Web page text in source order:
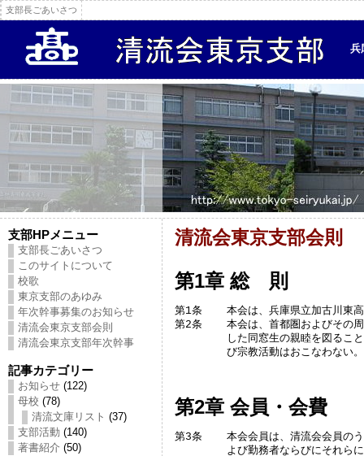
支部長ごあいさつ
兵
支部HPメニュー
支部長ごあいさつ
このサイトについて
校歌
東京支部のあゆみ
年次幹事募集のお知らせ
清流会東京支部会則
清流会東京支部年次幹事
記事カテゴリー
お知らせ (122)
母校 (78)
清流文庫リスト (37)
支部活動 (140)
著書紹介 (50)
清流会東京支部会則
第1章 総 則
第1条	本会は、兵庫県立加古川東高等学校清流会東京支部と称する。
第2条	本会は、首都圏およびその周辺地域において、活躍中またはかつて活躍
	び宗教活動はおこなわない。
第2章 会員・会費
第3条	本会会員は、清流会会員のうち、首都圏およびその周辺地域の在住者お